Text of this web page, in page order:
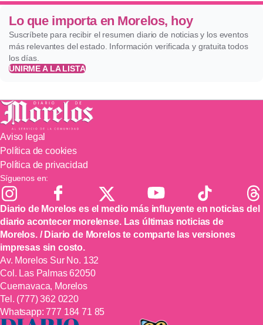
Lo que importa en Morelos, hoy
Suscríbete para recibir el resumen diario de noticias y los eventos
más relevantes del estado. Información verificada y gratuita todos
los días.
UNIRME A LA LISTA
Aviso legal
Política de cookies
Política de privacidad
Síguenos en:
Diario de Morelos es el medio más influyente en noticias del
diario acontecer morelense. Las últimas noticias de
Morelos. / Diario de Morelos te comparte las versiones
impresas sin costo.
Av. Morelos Sur No. 132
Col. Las Palmas 62050
Cuernavaca, Morelos
Tel. (777) 362 0220
Whatsapp:777 184 71 85